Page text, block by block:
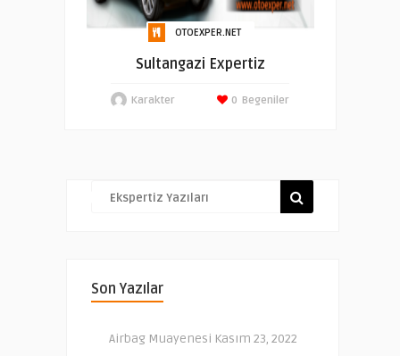
OTOEXPER.NET
Sultangazi Expertiz
Karakter Begeniler
0
Son Yazılar
Airbag Muayenesi Kasım 23, 2022